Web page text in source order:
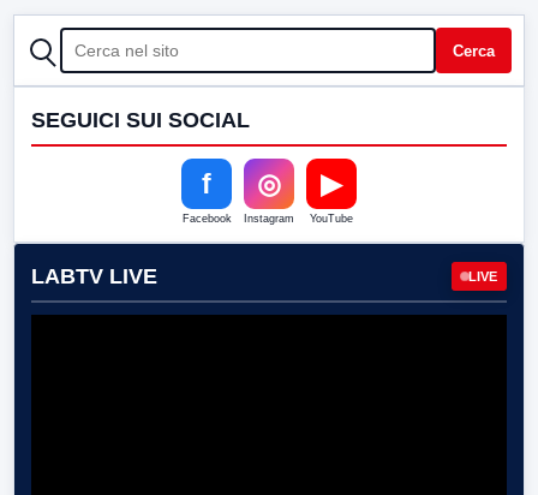
CERCA Cerca
SEGUICI SUI SOCIAL
f
Facebook
◎
Instagram
▶
YouTube
LABTV LIVE LIVE